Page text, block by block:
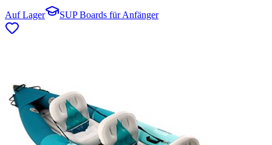
Auf Lager SUP Boards für Anfänger